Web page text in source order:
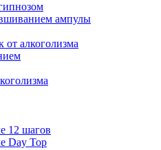
ампулы
алкоголизма
12 шагов
Day Top